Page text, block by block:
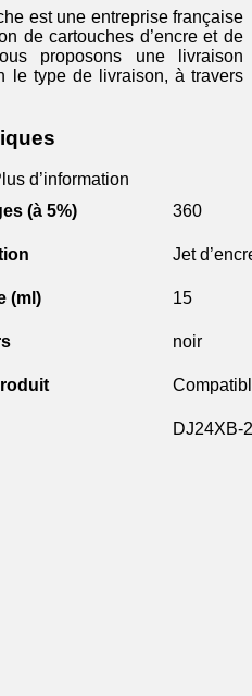
est une entreprise française
de cartouches d’encre et de
proposons une livraison
le type de livraison, à travers
d’information
(à 5%)
360
Jet
(ml) 15
noir
DJ24XB-2